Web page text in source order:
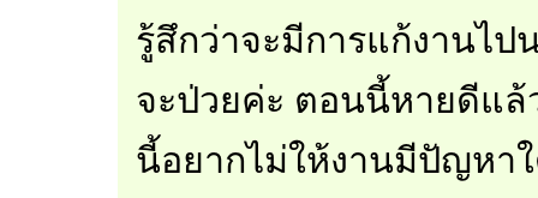
รู้สึกว่าจะมีการแก้งานไ
จะป่วยค่ะ ตอนนี้หายดีแล้
นี้อยากไม่ให้งานมีปัญหา